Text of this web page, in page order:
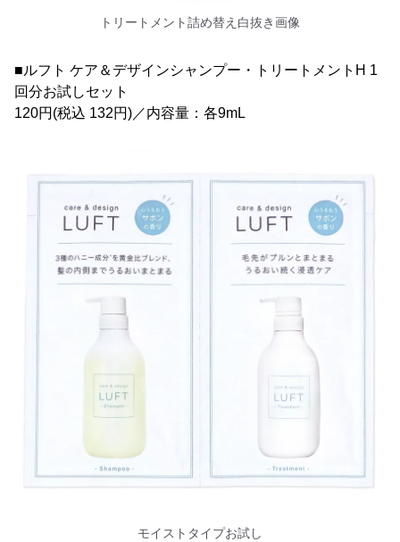
トリートメント詰め替え白抜き画像
■ルフト ケア＆デザインシャンプー・トリートメントH 1
回分お試しセット
120円(税込 132円)／内容量：各9mL
モイストタイプお試し